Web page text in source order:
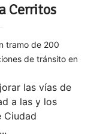
Cerritos
tramo de 200
de tránsito en
las vías de
a las y los
Ciudad